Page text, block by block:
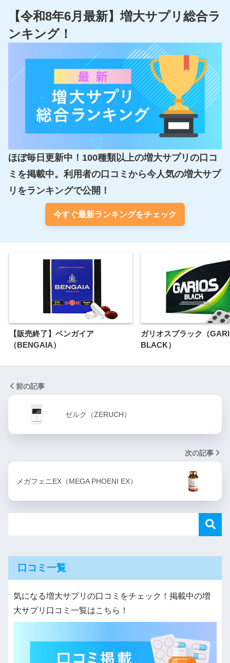
【令和8年6月最新】増大サプリ総合ラ
ンキング！
ほぼ毎日更新中！100種類以上の増大サプリの口コ
ミを掲載中。利用者の口コミから今人気の増大サプ
リをランキングで公開！
今すぐ最新ランキングをチェック
【販売終了】ベンガイア
（BENGAIA）
ガリオスブラック（
BLACK）
前の記事
ゼルク（ZERUCH）
次の記事
メガフェニEX（MEGA PHOENI EX）
口コミ一覧
気になる増大サプリの口コミをチェック！掲載中の増
大サプリ口コミ一覧はこちら！